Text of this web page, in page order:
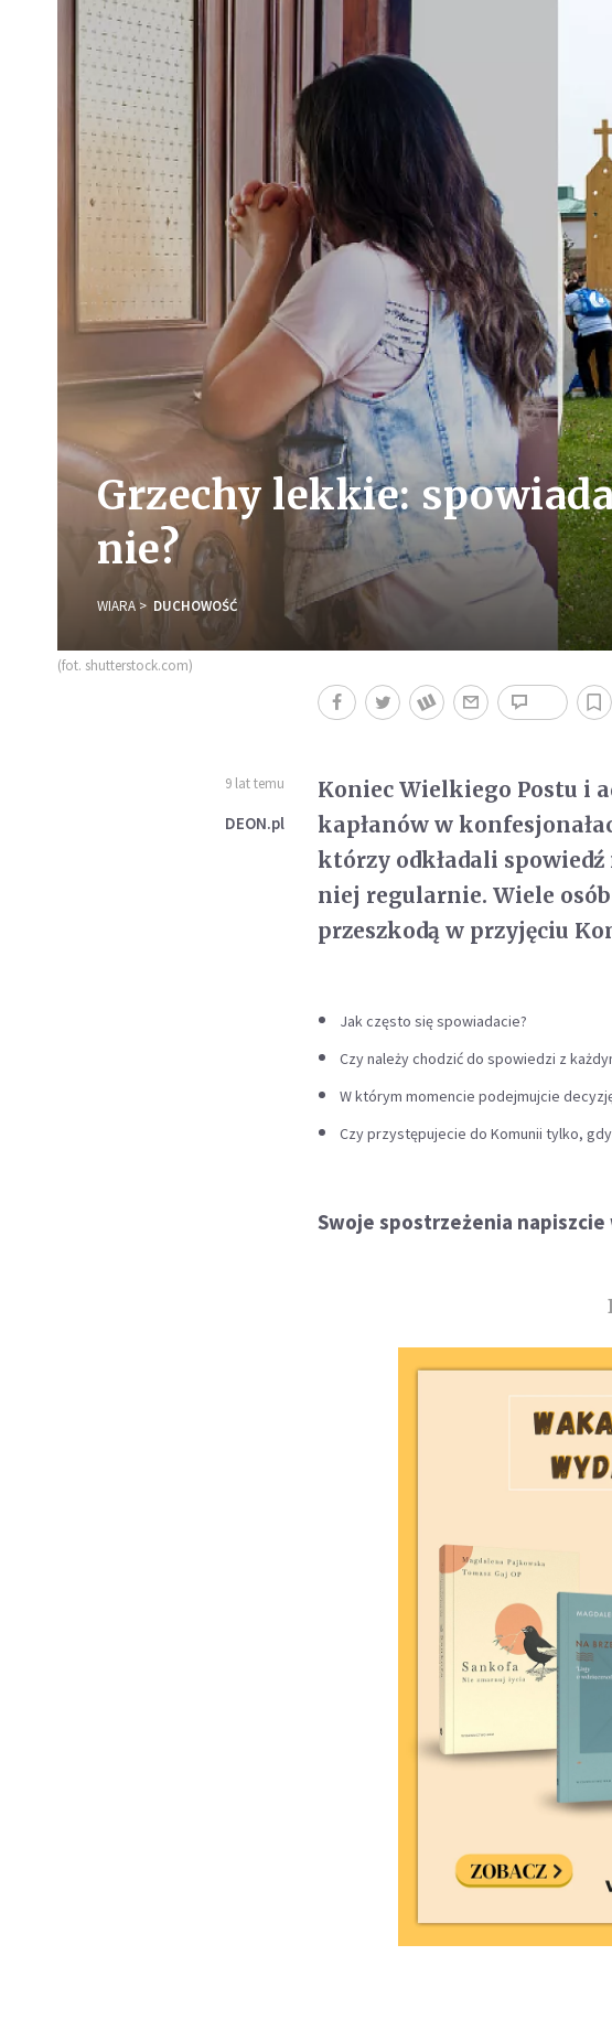
Grzechy lekkie:
nie?
WIARA DUCHOWOŚĆ
(fot. shutterstock.com)
9 lat temu
DEON.pl
Koniec Wielkiego Postu i
kapłanów w
którzy odkładali
niej regularnie. Wiele
przeszkodą w przyjęciu
Jak często się spowiadacie?
Czy należy chodzić do spowiedzi z
W którym momencie podejmujcie
Czy przystępujecie do Komunii tylko,
Swoje spostrzeżenia